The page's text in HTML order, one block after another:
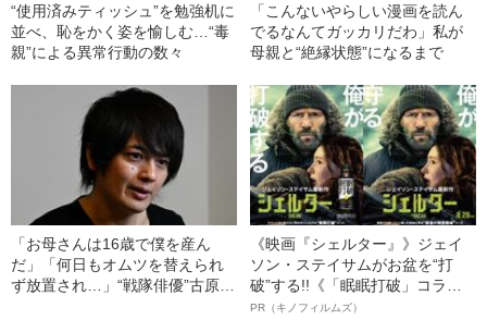
“使用済みティッシュ”を勉強机に
並べ、恥をかく姿を愉しむ…“毒
親”による異常行動の数々
「こんないやらしい漫画を読ん
でるなんてガッカリだわ」私が
母親と“絶縁状態”になるまで
「お母さんは16歳で僕を産ん
だ」「何日もオムツを替えられ
ず放置され…」“戦隊俳優”古原靖
《映画『シェルター』》ジェイ
ソン・ステイサムがお盆を“打
破”する!!《「眠眠打破」コラ
ボ》
PR（キノフィルムズ）